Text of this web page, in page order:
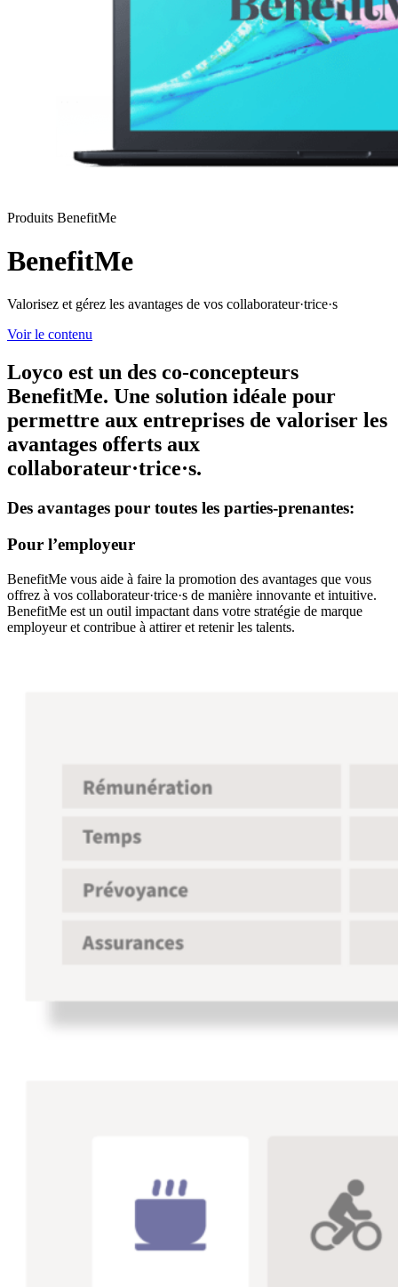
Produits BenefitMe
BenefitMe
Valorisez et gérez les avantages de vos collaborateur·trice·s
Voir le contenu
Loyco est un des co-concepteurs
BenefitMe. Une solution idéale pour
permettre aux entreprises de valoriser les
avantages offerts aux
collaborateur·trice·s.
Des avantages pour toutes les parties-prenantes:
Pour l’employeur
BenefitMe vous aide à faire la promotion des avantages que vous
offrez à vos collaborateur·trice·s de manière innovante et intuitive.
BenefitMe est un outil impactant dans votre stratégie de marque
employeur et contribue à attirer et retenir les talents.